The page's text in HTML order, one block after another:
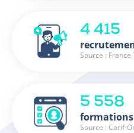
4 415
Source :
5 558
Source : Carif-